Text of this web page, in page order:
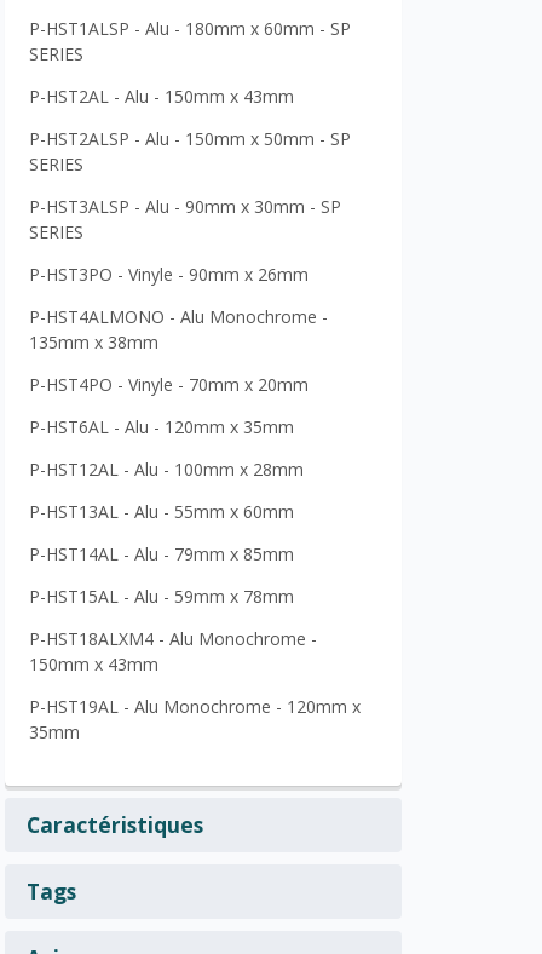
P-HST1ALSP - Alu - 180mm x 60mm - SP
SERIES
P-HST2AL - Alu - 150mm x 43mm
P-HST2ALSP - Alu - 150mm x 50mm - SP
SERIES
P-HST3ALSP - Alu - 90mm x 30mm - SP
SERIES
P-HST3PO - Vinyle - 90mm x 26mm
P-HST4ALMONO - Alu Monochrome -
135mm x 38mm
P-HST4PO - Vinyle - 70mm x 20mm
P-HST6AL - Alu - 120mm x 35mm
P-HST12AL - Alu - 100mm x 28mm
P-HST13AL - Alu - 55mm x 60mm
P-HST14AL - Alu - 79mm x 85mm
P-HST15AL - Alu - 59mm x 78mm
P-HST18ALXM4 - Alu Monochrome -
150mm x 43mm
P-HST19AL - Alu Monochrome - 120mm x
35mm
Caractéristiques
Tags